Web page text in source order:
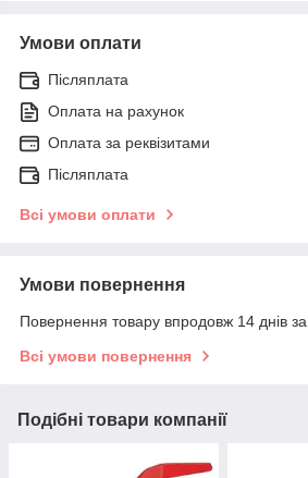
Умови оплати
Післяплата
Оплата на рахунок
Оплата за реквізитами
Післяплата
Всі умови оплати
Умови повернення
Повернення товару впродовж 14 днів
Всі умови повернення
Подібні товари компанії